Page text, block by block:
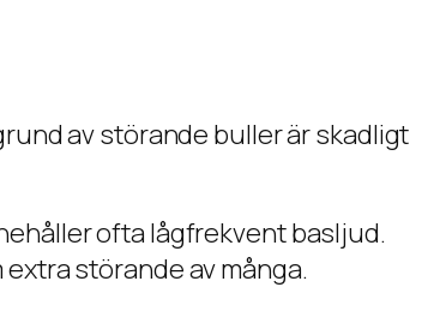
av störande buller är skadligt
ofta lågfrekvent basljud.
störande av många.